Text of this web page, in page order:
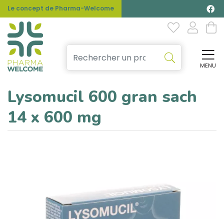
Le concept de Pharma-Welcome
MENU
Lysomucil 600 gran sach
14 x 600 mg